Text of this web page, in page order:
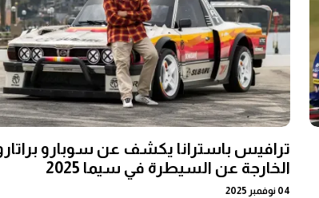
ترافيس باسترانا يكشف عن سوبارو
الخارجة عن السيطرة في سيما 2025
04 نوفمبر 2025